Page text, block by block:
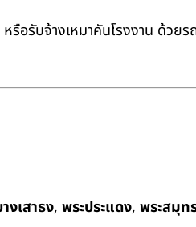
อรับจ้างเหมาคันโรงงาน ด้วย
งเสาธง, พระประแดง, พระสมุท